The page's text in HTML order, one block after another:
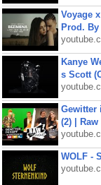
Voyage
Prod.
Kanye
s Scott
Gewitter
(2) |
WOLF -